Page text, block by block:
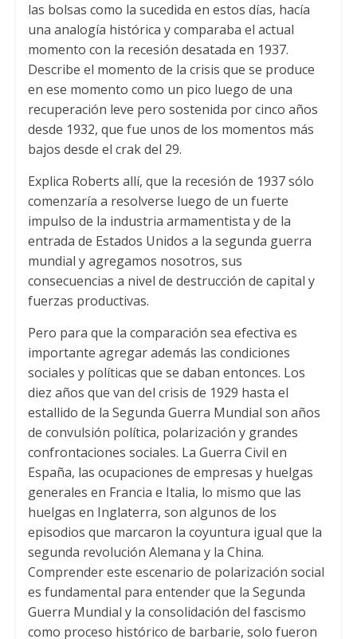
las bolsas como la sucedida en estos días, hacía
una analogía histórica y comparaba el actual
momento con la recesión desatada en 1937.
Describe el momento de la crisis que se produce
en ese momento como un pico luego de una
recuperación leve pero sostenida por cinco años
desde 1932, que fue unos de los momentos más
bajos desde el crak del 29.
Explica Roberts allí, que la recesión de 1937 sólo
comenzaría a resolverse luego de un fuerte
impulso de la industria armamentista y de la
entrada de Estados Unidos a la segunda guerra
mundial y agregamos nosotros, sus
consecuencias a nivel de destrucción de capital y
fuerzas productivas.
Pero para que la comparación sea efectiva es
importante agregar además las condiciones
sociales y políticas que se daban entonces. Los
diez años que van del crisis de 1929 hasta el
estallido de la Segunda Guerra Mundial son años
de convulsión política, polarización y grandes
confrontaciones sociales. La Guerra Civil en
España, las ocupaciones de empresas y huelgas
generales en Francia e Italia, lo mismo que las
huelgas en Inglaterra, son algunos de los
episodios que marcaron la coyuntura igual que la
segunda revolución Alemana y la China.
Comprender este escenario de polarización social
es fundamental para entender que la Segunda
Guerra Mundial y la consolidación del fascismo
como proceso histórico de barbarie, solo fueron